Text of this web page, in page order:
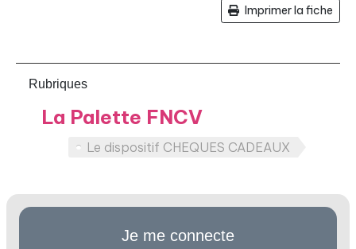
Imprimer la fiche
Rubriques
La Palette FNCV
Le dispositif CHEQUES CADEAUX
Je me connecte